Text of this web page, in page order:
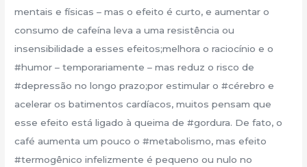
mentais e físicas – mas o efeito é curto, e aumentar o
consumo de cafeína leva a uma resistência ou
insensibilidade a esses efeitos;melhora o raciocínio e o
#humor – temporariamente – mas reduz o risco de
#depressão no longo prazo;por estimular o #cérebro e
acelerar os batimentos cardíacos, muitos pensam que
esse efeito está ligado à queima de #gordura. De fato, o
café aumenta um pouco o #metabolismo, mas efeito
#termogênico infelizmente é pequeno ou nulo no